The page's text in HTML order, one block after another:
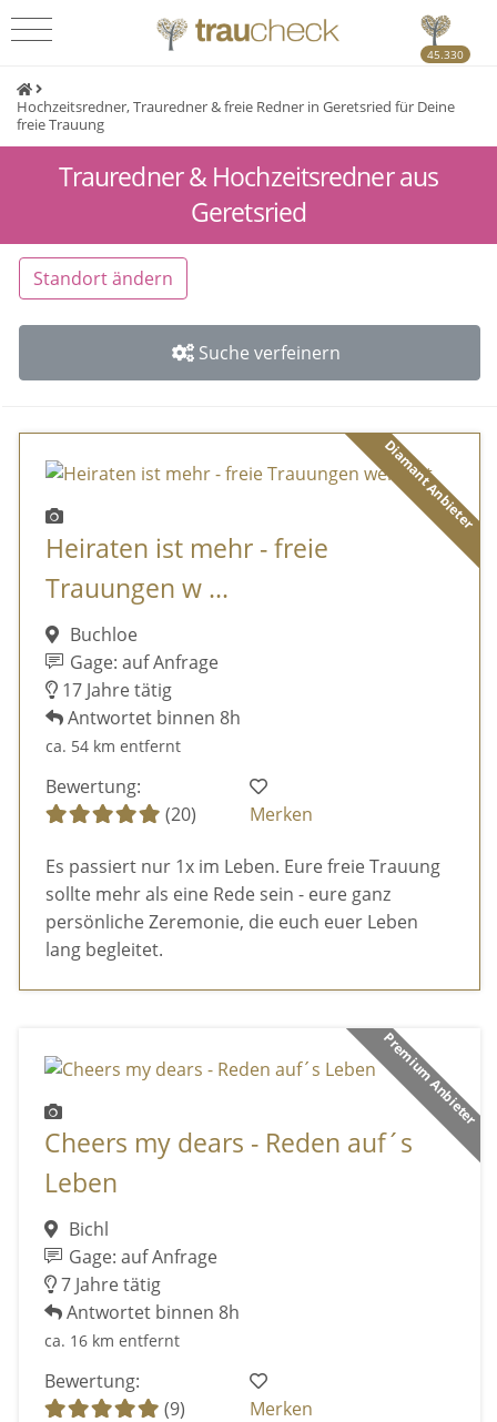
45.330
Hochzeitsredner, Trauredner & freie Redner in Geretsried für Deine
freie Trauung
Trauredner & Hochzeitsredner aus
Geretsried
Standort ändern
Suche verfeinern
Diamant Anbieter
Heiraten ist mehr - freie
Trauungen w ...
Buchloe
Gage: auf Anfrage
17 Jahre tätig
Antwortet binnen 8h
ca. 54 km entfernt
Bewertung:
(20)
Merken
Es passiert nur 1x im Leben. Eure freie Trauung
sollte mehr als eine Rede sein - eure ganz
persönliche Zeremonie, die euch euer Leben
lang begleitet.
Premium Anbieter
Cheers my dears - Reden auf´s
Leben
Bichl
Gage: auf Anfrage
7 Jahre tätig
Antwortet binnen 8h
ca. 16 km entfernt
Bewertung:
(9)
Merken